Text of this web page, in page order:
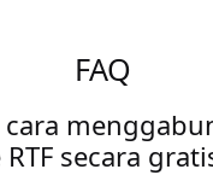
FAQ
RTF secara